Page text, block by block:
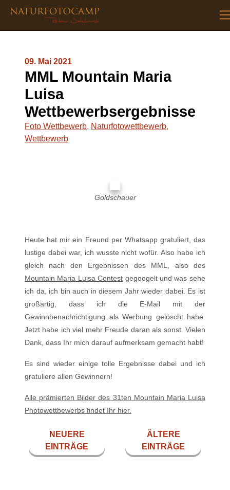
09. Mai 2021
MML Mountain Maria
Luisa
Foto Wettbewerb, Naturfotowettbewerb,
Wettbewerb
Goldschauer
Heute hat mir ein Freund per Whatsapp gratuliert, das
lustige dabei war, ich wusste nicht wofür. Also habe ich
gleich nach den Ergebnissen des MML, also des
Mountain Maria Luisa Contest gegoogelt und was sehe
ich da, ich bin auch in diesem Jahr wieder dabei. Es ist
großartig, dass ich die E-Mail mit der
Gewinnbenachrichtigung als Werbung gelöscht habe.
Jetzt habe ich viel mehr Freude daran als sonst. Vielen
Dank, dass Ihr mich darauf aufmerksam gemacht habt!
Es sind wieder einige tolle Ergebnisse dabei und ich
gratuliere allen Gewinnern!
Alle prämierten Bilder des 31ten Mountain Maria Luisa
Photowettbewerbs findet Ihr hier.
NEUERE
EINTRÄGE
ÄLTERE
EINTRÄGE